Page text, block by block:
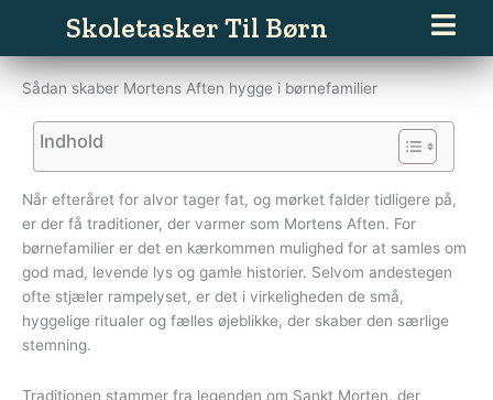
indholdet
Skoletasker Til Børn
Sådan skaber Mortens Aften hygge i børnefamilier
Indhold
Når efteråret for alvor tager fat, og mørket falder tidligere på,
er der få traditioner, der varmer som Mortens Aften. For
børnefamilier er det en kærkommen mulighed for at samles om
god mad, levende lys og gamle historier. Selvom andestegen
ofte stjæler rampelyset, er det i virkeligheden de små,
hyggelige ritualer og fælles øjeblikke, der skaber den særlige
stemning.
Traditionen stammer fra legenden om Sankt Morten, der